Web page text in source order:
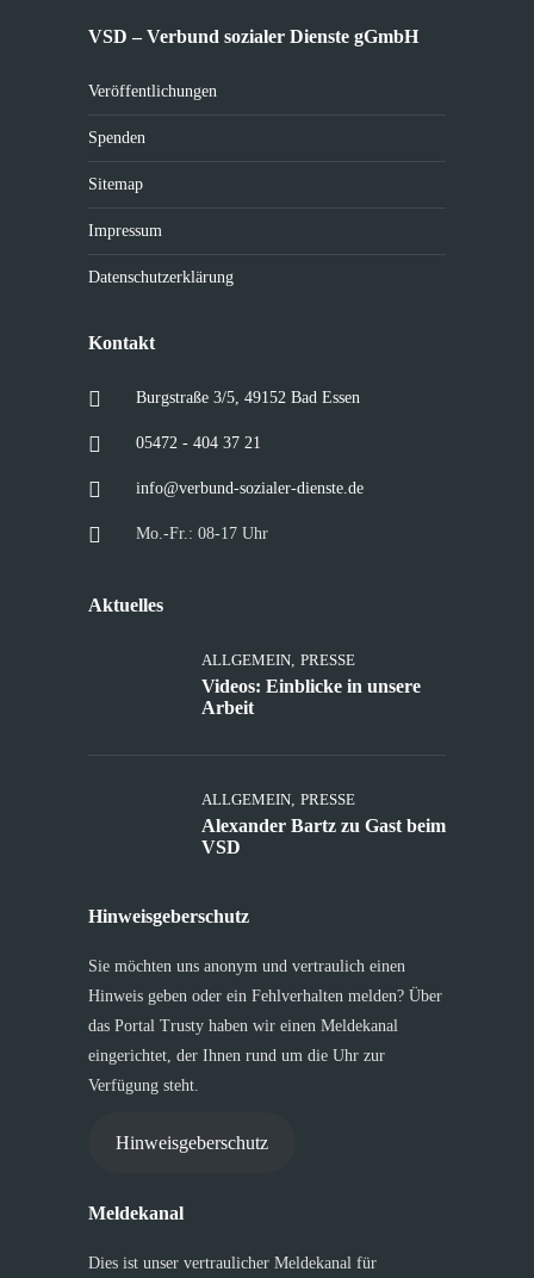
VSD – Verbund sozialer Dienste gGmbH
Veröffentlichungen
Spenden
Sitemap
Impressum
Datenschutzerklärung
Kontakt
Burgstraße 3/5, 49152 Bad Essen
05472 - 404 37 21
info@verbund-sozialer-dienste.de
Mo.-Fr.: 08-17 Uhr
Aktuelles
ALLGEMEIN, PRESSE
Videos: Einblicke in unsere
Arbeit
ALLGEMEIN, PRESSE
Alexander Bartz zu Gast beim
VSD
Hinweisgeberschutz
Sie möchten uns anonym und vertraulich einen
Hinweis geben oder ein Fehlverhalten melden? Über
das Portal Trusty haben wir einen Meldekanal
eingerichtet, der Ihnen rund um die Uhr zur
Verfügung steht.
Hinweisgeberschutz
Meldekanal
Dies ist unser vertraulicher Meldekanal für